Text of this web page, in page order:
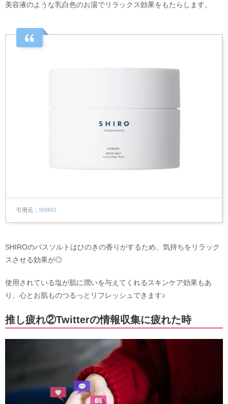
美容液のような乳白色のお湯でリラックス効果をもたらします。
引用元 SHIRO
SHIROのバスソルトはひのきの香りがするため、気持ちをリラック
スさせる効果が◎
使用されている塩が肌に潤いを与えてくれるスキンケア効果もあ
り、心とお肌ものつるっとリフレッシュできます♪
推し疲れ②Twitterの情報収集に疲れた時